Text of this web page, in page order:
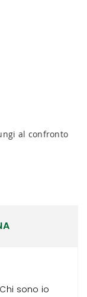
al confronto
sono io